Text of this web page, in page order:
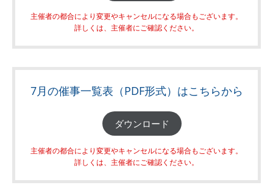
主催者の都合により変更やキャンセルになる場合もございます。
詳しくは、主催者にご確認ください。
7月の催事一覧表（PDF形式）はこちらから
ダウンロード
主催者の都合により変更やキャンセルになる場合もございます。
詳しくは、主催者にご確認ください。